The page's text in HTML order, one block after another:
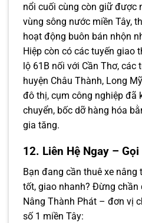
nổi cuối cùng còn giữ được
vùng sông nước miền Tây,
hoạt động buôn bán nhộn
Hiệp còn có các tuyến giao
lộ 61B nối với Cần Thơ, các
huyện Châu Thành, Long
đô thị, cụm công nghiệp đã
chuyển, bốc dỡ hàng hóa
gia tăng.
12. Liên Hệ Ngay –
Bạn đang cần thuê xe nâng
tốt, giao nhanh? Đừng chần
Nâng Thành Phát – đơn vị
số 1 miền Tây: